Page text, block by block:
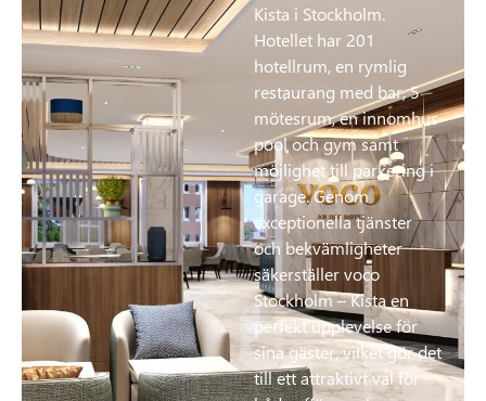
Kista i Stockholm.
Hotellet har 201
hotellrum, en rymlig
restaurang med bar, 5
mötesrum, en innomhus
pool och gym samt
möjlighet till parkering i
garage. Genom
exceptionella tjänster
och bekvämligheter
säkerställer voco
Stockholm – Kista en
perfekt upplevelse för
sina gäster, vilket gör det
till ett attraktivt val för